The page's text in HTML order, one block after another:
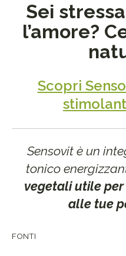
Sei
l’amore?
Scopri
Sensovit è un
tonico
vegetali utile per
alle tue
FONTI